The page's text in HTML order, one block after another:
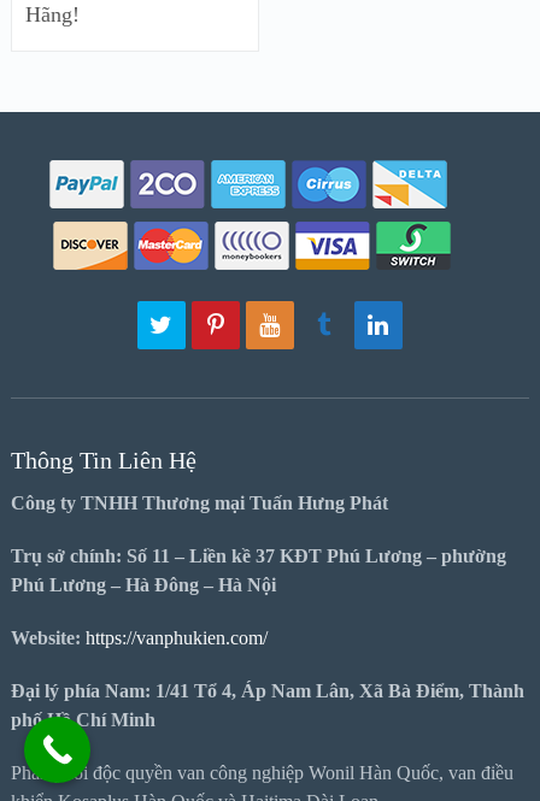
Hãng!
Thông Tin Liên Hệ
Công ty TNHH Thương mại Tuấn Hưng Phát
Trụ sở chính: Số 11 – Liền kề 37 KĐT Phú Lương – phường
Phú Lương – Hà Đông – Hà Nội
Website: https://vanphukien.com/
Đại lý phía Nam: 1/41 Tổ 4, Áp Nam Lân, Xã Bà Điểm, Thành
phố Hồ Chí Minh
Phân phối độc quyền van công nghiệp Wonil Hàn Quốc, van điều